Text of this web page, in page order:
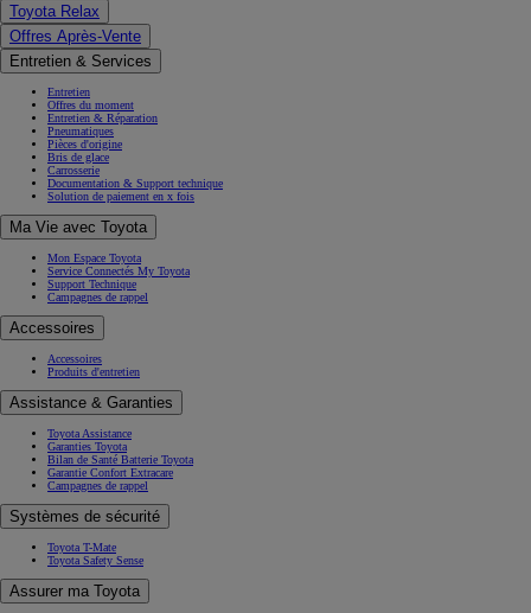
Toyota Relax
Offres Après-Vente
Entretien & Services
Entretien
Offres du moment
Entretien & Réparation
Pneumatiques
Pièces d'origine
Bris de glace
Carrosserie
Documentation & Support technique
Solution de paiement en x fois
Ma Vie avec Toyota
Mon Espace Toyota
Service Connectés My Toyota
Support Technique
Campagnes de rappel
Accessoires
Accessoires
Produits d'entretien
Assistance & Garanties
Toyota Assistance
Garanties Toyota
Bilan de Santé Batterie Toyota
Garantie Confort Extracare
Campagnes de rappel
Systèmes de sécurité
Toyota T-Mate
Toyota Safety Sense
Assurer ma Toyota